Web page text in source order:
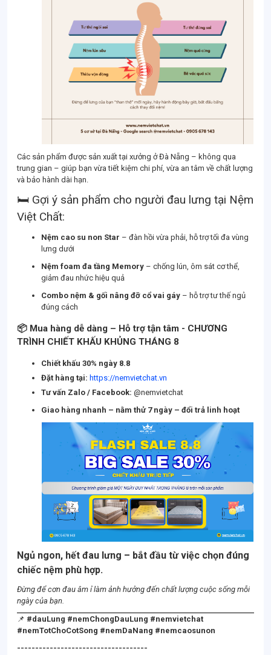
Các sản phẩm được sản xuất tại xưởng ở Đà Nẵng – không qua
trung gian – giúp bạn vừa tiết kiệm chi phí, vừa an tâm về chất lượng
và bảo hành dài hạn.
🛏️ Gợi ý sản phẩm cho người đau lưng tại Nệm
Việt Chất:
Nệm cao su non Star – đàn hồi vừa phải, hỗ trợ tối đa vùng
lưng dưới
Nệm foam đa tầng Memory – chống lún, ôm sát cơ thể,
giảm đau nhức hiệu quả
Combo nệm & gối nâng đỡ cổ vai gáy – hỗ trợ tư thế ngủ
đúng cách
📦 Mua hàng dễ dàng – Hỗ trợ tận tâm - CHƯƠNG
TRÌNH CHIẾT KHẤU KHỦNG THÁNG 8
Chiết khấu 30% ngày 8.8
Đặt hàng tại: https://nemvietchat.vn
Tư vấn Zalo / Facebook: @nemvietchat
Giao hàng nhanh – nằm thử 7 ngày – đổi trả linh hoạt
Ngủ ngon, hết đau lưng – bắt đầu từ việc chọn đúng
chiếc nệm phù hợp.
Đừng để cơn đau âm ỉ làm ảnh hưởng đến chất lượng cuộc sống mỗi
ngày của bạn.
📌 #dauLung #nemChongDauLung #nemvietchat
#nemTotChoCotSong #nemDaNang #nemcaosunon
------------------------------------